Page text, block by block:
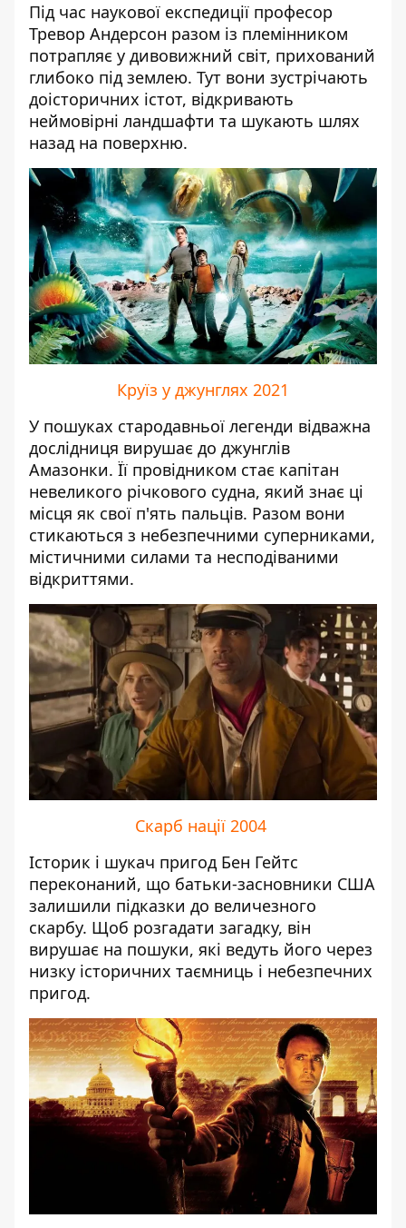
Під час наукової експедиції професор
Тревор Андерсон разом із племінником
потрапляє у дивовижний світ, прихований
глибоко під землею. Тут вони зустрічають
доісторичних істот, відкривають
неймовірні ландшафти та шукають шлях
назад на поверхню.
Круїз у джунглях 2021
У пошуках стародавньої легенди відважна
дослідниця вирушає до джунглів
Амазонки. Її провідником стає капітан
невеликого річкового судна, який знає ці
місця як свої п'ять пальців. Разом вони
стикаються з небезпечними суперниками,
містичними силами та несподіваними
відкриттями.
Скарб нації 2004
Історик і шукач пригод Бен Гейтс
переконаний, що батьки-засновники США
залишили підказки до величезного
скарбу. Щоб розгадати загадку, він
вирушає на пошуки, які ведуть його через
низку історичних таємниць і небезпечних
пригод.